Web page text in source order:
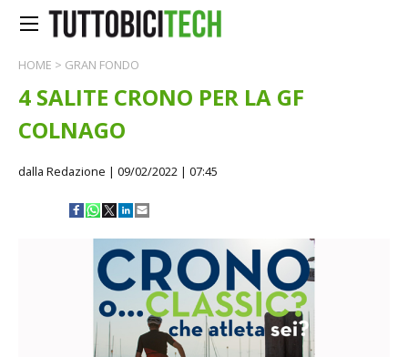
HOME > GRAN FONDO
4 SALITE CRONO PER LA GF
COLNAGO
dalla Redazione | 09/02/2022 | 07:45